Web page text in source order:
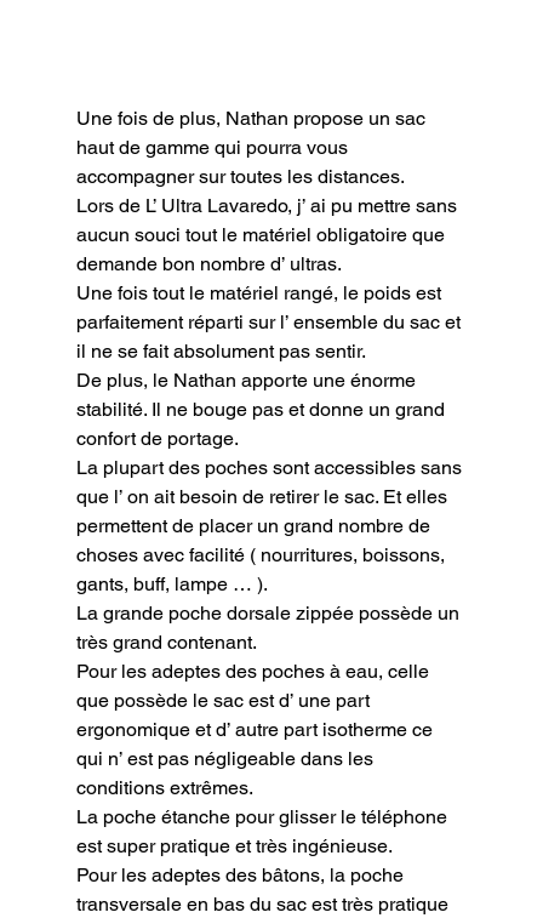
Une fois de plus, Nathan propose un sac
haut de gamme qui pourra vous
accompagner sur toutes les distances.
Lors de L’ Ultra Lavaredo, j’ ai pu mettre sans
aucun souci tout le matériel obligatoire que
demande bon nombre d’ ultras.
Une fois tout le matériel rangé, le poids est
parfaitement réparti sur l’ ensemble du sac et
il ne se fait absolument pas sentir.
De plus, le Nathan apporte une énorme
stabilité. Il ne bouge pas et donne un grand
confort de portage.
La plupart des poches sont accessibles sans
que l’ on ait besoin de retirer le sac. Et elles
permettent de placer un grand nombre de
choses avec facilité ( nourritures, boissons,
gants, buff, lampe … ).
La grande poche dorsale zippée possède un
très grand contenant.
Pour les adeptes des poches à eau, celle
que possède le sac est d’ une part
ergonomique et d’ autre part isotherme ce
qui n’ est pas négligeable dans les
conditions extrêmes.
La poche étanche pour glisser le téléphone
est super pratique et très ingénieuse.
Pour les adeptes des bâtons, la poche
transversale en bas du sac est très pratique